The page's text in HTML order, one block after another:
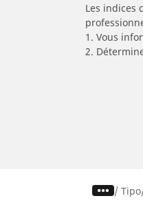
Les indices
1. Vous
2.
/ Tipo